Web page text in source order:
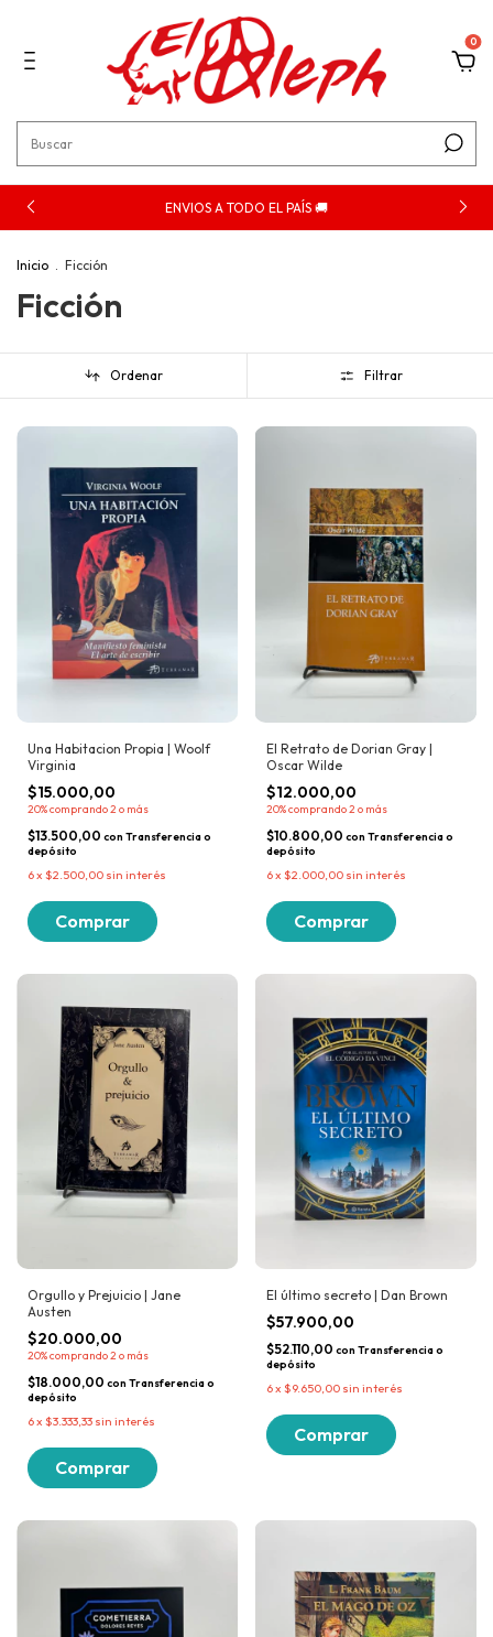
0
ENVIOS A TODO EL PAÍS 🚚
Inicio . Ficción
Ficción
Ordenar Filtrar
Una Habitacion Propia | Woolf
Virginia
$15.000,00
20%comprando 2 o más
$13.500,00 con Transferencia o
depósito
6x $2.500,00 sin interés
El Retrato de Dorian Gray |
Oscar Wilde
$12.000,00
20%comprando 2 o más
$10.800,00 con Transferencia o
depósito
6x $2.000,00 sin interés
Orgullo y Prejuicio | Jane
Austen
$20.000,00
20%comprando 2 o más
$18.000,00 con Transferencia o
depósito
6x $3.333,33 sin interés
El último secreto | Dan Brown
$57.900,00
$52.110,00 con Transferencia o
depósito
6x $9.650,00 sin interés